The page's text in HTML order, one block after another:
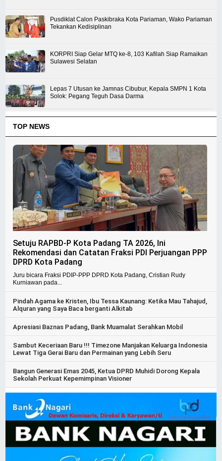
Pusdiklat Calon Paskibraka Kota Pariaman, Wako Pariaman
Tekankan Kedisiplinan
KORPRI Siap Gelar MTQ ke-8, 103 Kafilah Siap Ramaikan
Sulawesi Selatan
Lepas 7 Utusan ke Jamnas Cibubur, Kepala SMPN 1 Kota
Solok: Pegang Teguh Dasa Darma
TOP NEWS
Setuju RAPBD-P Kota Padang TA 2026, Ini
Rekomendasi dan Catatan Fraksi PDI Perjuangan PPP
DPRD Kota Padang
Juru bicara Fraksi PDIP-PPP DPRD Kota Padang, Cristian Rudy
Kurniawan pada...
Pindah Agama ke Kristen, Ibu Tessa Kaunang: Ketika Mau Tahajud,
Alquran yang Saya Baca berganti Alkitab
Apresiasi Baznas Padang, Bank Muamalat Serahkan Mobil
Sambut Keceriaan Baru !!! Timezone Manjakan Keluarga Indonesia
Lewat Tiga Gerai Baru dan Permainan yang Lebih Seru
Bangun Generasi Emas 2045, Ketua DPRD Muhidi Dorong Kepala
Sekolah Perkuat Kepemimpinan Visioner